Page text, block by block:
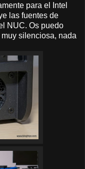
para el Intel
las fuentes de
NUC. Os puedo
silenciosa, nada